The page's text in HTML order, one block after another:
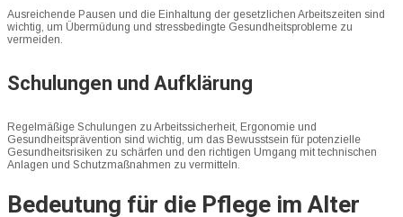
Ausreichende Pausen und die Einhaltung der gesetzlichen Arbeitszeiten sind
wichtig, um Übermüdung und stressbedingte Gesundheitsprobleme zu
vermeiden.
Schulungen und Aufklärung
Regelmäßige Schulungen zu Arbeitssicherheit, Ergonomie und
Gesundheitsprävention sind wichtig, um das Bewusstsein für potenzielle
Gesundheitsrisiken zu schärfen und den richtigen Umgang mit technischen
Anlagen und Schutzmaßnahmen zu vermitteln.
Bedeutung für die Pflege im Alter